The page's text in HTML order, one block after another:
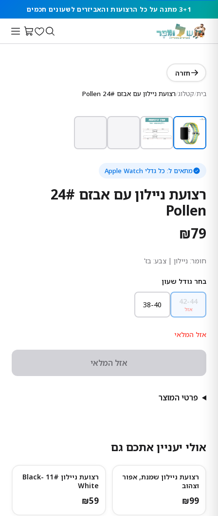
3+1 מתנה על כל הרצועות והאביזרים לשעונים חכמים
חזרה
בית/קטלוג/רצועת ניילון עם אבזם 24# Pollen
מתאים ל: כל גדלי Apple Watch
רצועת ניילון עם אבזם 24#
Pollen
₪79
חומר: ניילון | צבע: בז'
בחר גודל שעון
42-44
אזל 38-40
אזל המלאי
אזל המלאי
פרטי המוצר
אולי יעניין אתכם גם
רצועת ניילון שמנת, אפור
וצהוב
₪99
רצועת ניילון 11# Black-
White
₪59